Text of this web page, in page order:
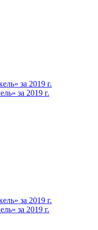
за 2019 г.
за 2019 г.
за 2019 г.
за 2019 г.